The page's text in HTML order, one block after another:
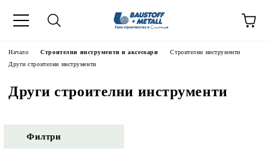
Начало Строителни инструменти и аксесоари
Строителни инструменти
Други строителни инструменти
Други строителни инструменти
Филтри